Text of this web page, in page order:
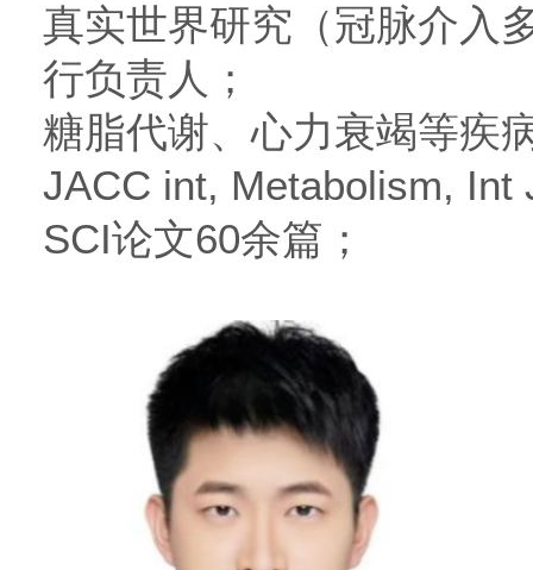
真实世界研究（冠脉介入
行负责人；
糖脂代谢、心力衰竭等疾
JACC int, Metabolism, Int
SCI论文60余篇；